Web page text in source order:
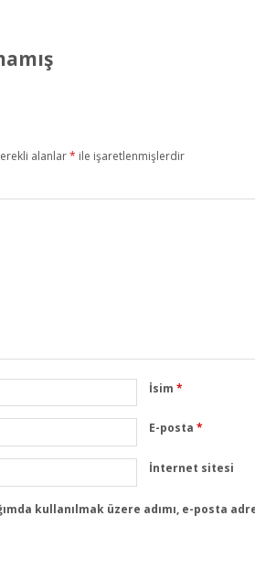
alanlar* ile işaretlenmişlerdir
İsim*
E-posta*
İnternet sitesi
kullanılmak üzere adımı, e-posta